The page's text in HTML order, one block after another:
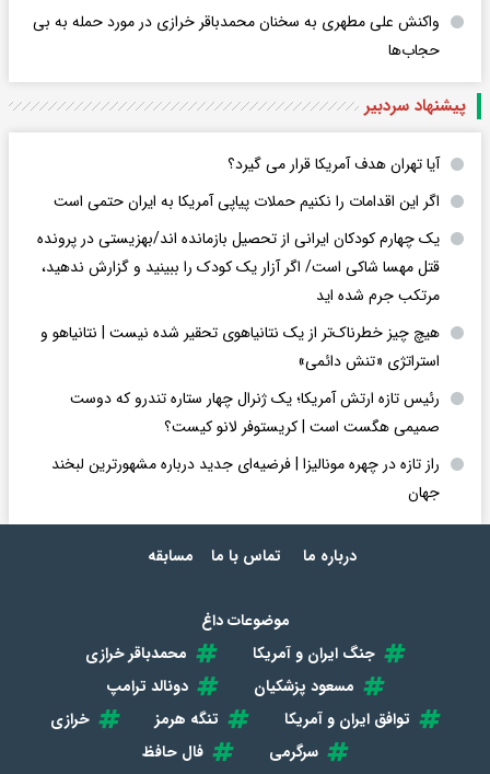
واکنش علی مطهری به سخنان محمدباقر خرازی در مورد حمله به بی
حجاب‌ها
پیشنهاد سردبیر
آیا تهران هدف آمریکا قرار می گیرد؟
اگر این اقدامات را نکنیم حملات پیاپی آمریکا به ایران حتمی است
یک چهارم کودکان ایرانی از تحصیل بازمانده اند/بهزیستی در پرونده
قتل مهسا شاکی است/ اگر آزار یک کودک را ببینید و گزارش ندهید،
مرتکب جرم شده اید
هیچ چیز خطرناک‌تر از یک نتانیاهوی تحقیر شده نیست | نتانیاهو و
استراتژی «تنش دائمی»
رئیس تازه ارتش آمریکا؛ یک ژنرال چهار ستاره تندرو که دوست
صمیمی هگست است | کریستوفر لانو کیست؟
راز تازه در چهره مونالیزا | فرضیه‌ای جدید درباره مشهورترین لبخند
جهان
درباره ما تماس با ما مسابقه
موضوعات داغ
جنگ ایران و آمریکا
محمدباقر خرازی
مسعود پزشکیان
دونالد ترامپ
توافق ایران و آمریکا
تنگه هرمز
خرازی
سرگرمی
فال حافظ